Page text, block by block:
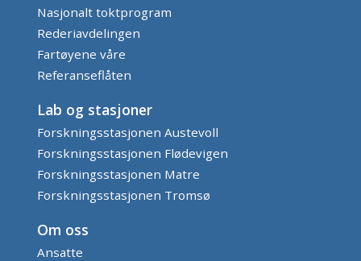
Nasjonalt toktprogram
Rederiavdelingen
Fartøyene våre
Referanseflåten
Lab og stasjoner
Forskningsstasjonen Austevoll
Forskningsstasjonen Flødevigen
Forskningsstasjonen Matre
Forskningsstasjonen Tromsø
Om oss
Ansatte